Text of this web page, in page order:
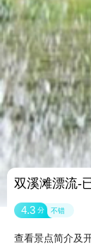
双溪滩漂流-
4.3 分 不错
查看景点简介及